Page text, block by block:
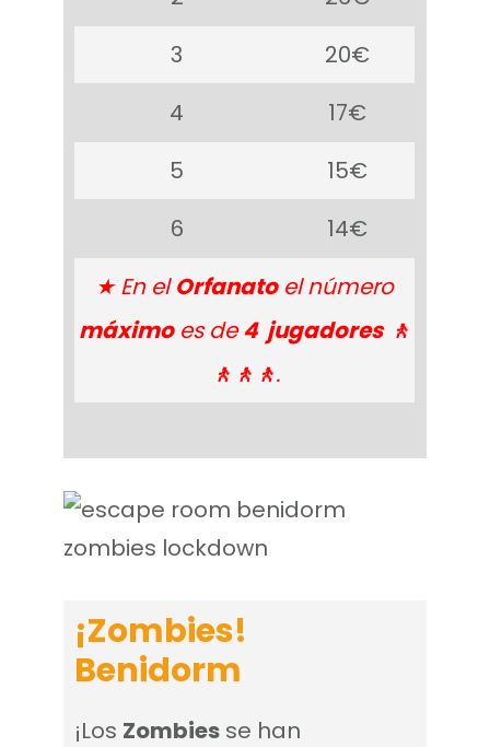
3
20€
4
17€
5
15€
6
14€
★ En elOrfanatoel número
máximoes de4 jugadores 🚶
🚶🚶🚶.
¡Zombies!
Benidorm
¡Los Zombies se han